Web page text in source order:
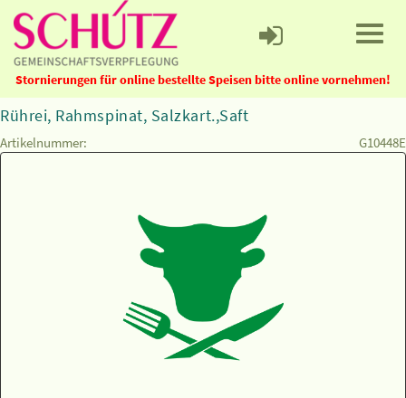
Stornierungen für online bestellte Speisen bitte online vornehmen!
Rührei, Rahmspinat, Salzkart.,Saft
Artikelnummer: G10448E